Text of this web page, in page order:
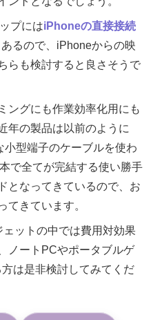
プにはiPhoneの直接接続
あるので、iPhoneからの映
らも検討すると良さそうで
ングにも作業効率化用にも
年の製品は以前のように
型端子のケーブルを使わ
で全てが完結する使い勝手
となってきているので、お
てきています。
ットの中では費用対効果
ノートPCやポータブルゲ
は是非検討してみてくだ